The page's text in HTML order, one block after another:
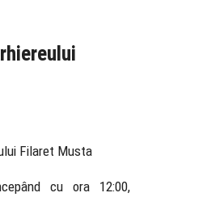
cu ora 12:00,